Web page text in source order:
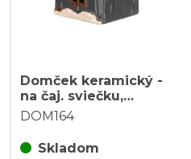
Domček keramický -
na čaj. sviečku,
poschodový s pútkom,
DOM164
Skladom